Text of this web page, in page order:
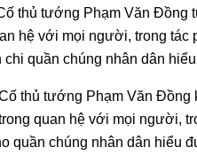
thủ tướng Phạm Văn Đồng
hệ với mọi người, trong tác
chi quần chúng nhân dân
thủ tướng Phạm Văn
quan hệ với mọi người,
quần chúng nhân dân